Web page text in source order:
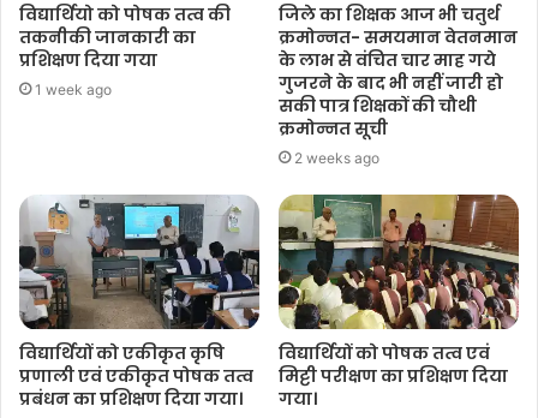
विद्यार्थियो को पोषक तत्व की
तकनीकी जानकारी का
प्रशिक्षण दिया गया
1 week ago
जिले का शिक्षक आज भी चतुर्थ
क्रमोन्नत- समयमान वेतनमान
के लाभ से वंचित चार माह गये
गुजरने के बाद भी नहीं जारी हो
सकी पात्र शिक्षकों की चौथी
क्रमोन्नत सूची
2 weeks ago
विद्यार्थियों को एकीकृत कृषि
प्रणाली एवं एकीकृत पोषक तत्व
प्रबंधन का प्रशिक्षण दिया गया।
विद्यार्थियों को पोषक तत्व एवं
मिट्टी परीक्षण का प्रशिक्षण दिया
गया।